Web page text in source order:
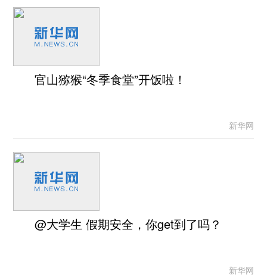
官山猕猴“冬季食堂”开饭啦！
新华网
@大学生 假期安全，你get到了吗？
新华网